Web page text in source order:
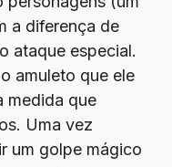
a diferença de
ataque especial.
amuleto que ele
medida que
Uma vez
um golpe mágico